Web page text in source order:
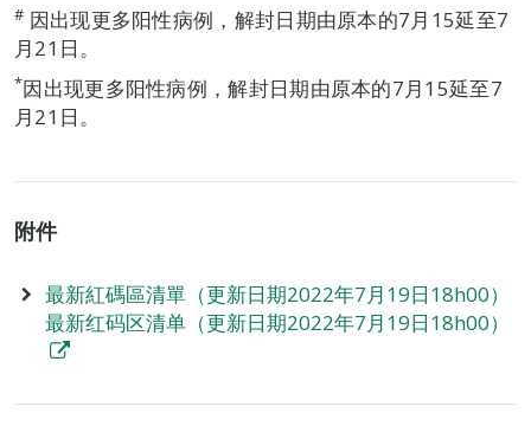
# 因出现更多阳性病例，解封日期由原本的7月15延至7
月21日。
*因出现更多阳性病例，解封日期由原本的7月15延至7
月21日。
附件
最新紅碼區清單（更新日期2022年7月19日18h00）
最新红码区清单（更新日期2022年7月19日18h00）